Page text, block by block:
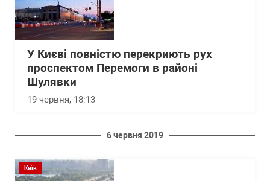
У Києві повністю перекриють рух
проспектом Перемоги в районі
Шулявки
19 червня, 18:13
6 червня 2019
Київ